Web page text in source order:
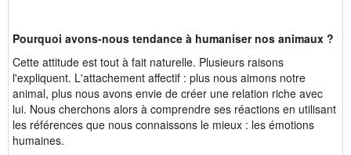
Pourquoi avons-nous tendance à humaniser nos animaux ?
Cette attitude est tout à fait naturelle. Plusieurs raisons
l'expliquent. L'attachement affectif : plus nous aimons notre
animal, plus nous avons envie de créer une relation riche avec
lui. Nous cherchons alors à comprendre ses réactions en utilisant
les références que nous connaissons le mieux : les émotions
humaines.